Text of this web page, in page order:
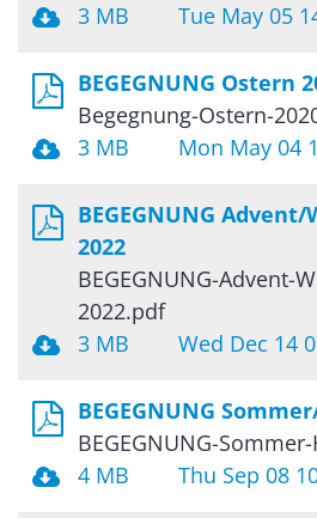
3 MB
Tue May 05
BEGEGNUNG Ostern
Begegnung-Ostern-
3 MB
Mon May 04
BEGEGNUNG
2022
BEGEGNUNG-Advent-
2022.pdf
3 MB
Wed Dec 14
BEGEGNUNG
BEGEGNUNG-
4 MB
Thu Sep 08